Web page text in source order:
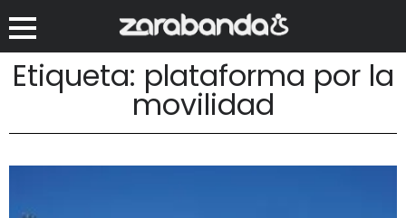
Etiqueta: plataforma por la
movilidad